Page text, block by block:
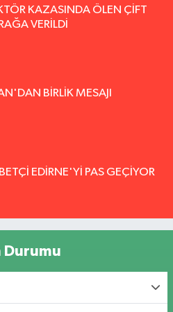
KAZASINDA ÖLEN ÇİFT
VERİLDİ
BİRLİK MESAJI
EDİRNE'Yİ PAS GEÇİYOR
Durumu